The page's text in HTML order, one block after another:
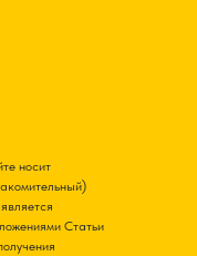
носит
Статьи